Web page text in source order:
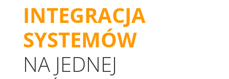
INTEGRACJA
SYSTEMÓW
NA JEDNEJ